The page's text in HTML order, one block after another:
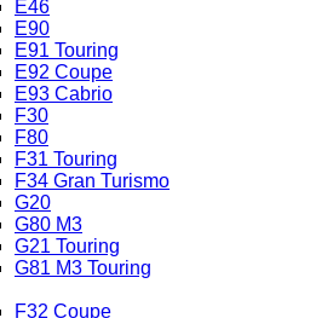
E46
E90
E91 Touring
E92 Coupe
E93 Cabrio
F30
F80
F31 Touring
F34 Gran Turismo
G20
G80 M3
G21 Touring
G81 M3 Touring
F32 Coupe